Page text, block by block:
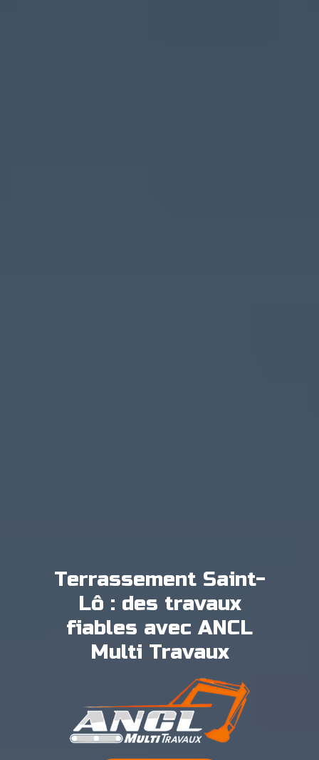
Terrassement Saint-
Lô : des travaux
fiables avec ANCL
Multi Travaux